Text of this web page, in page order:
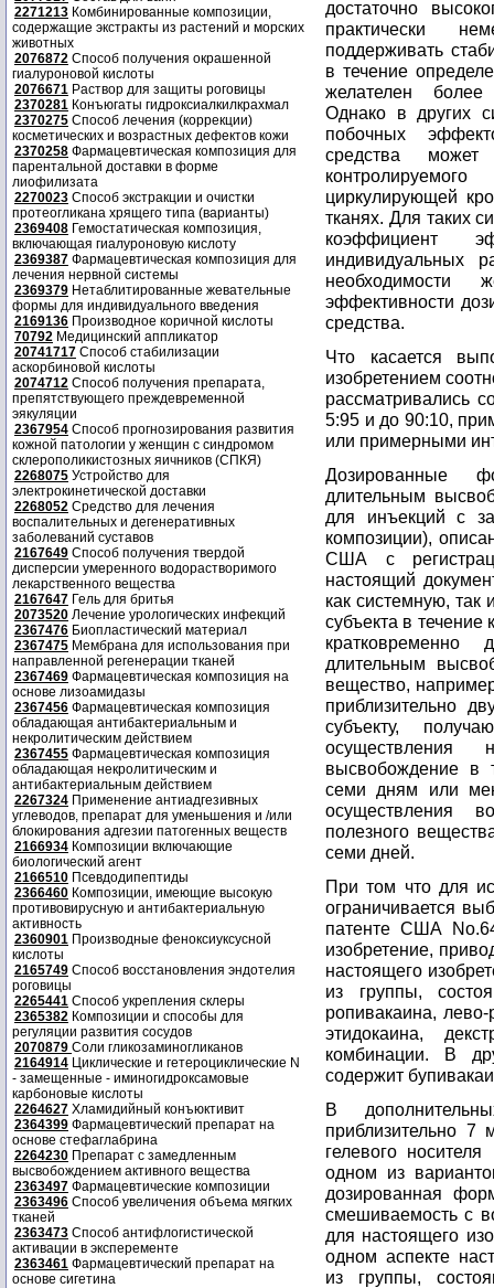
2271213 Комбинированные композиции,
содержащие экстракты из растений и морских
животных
2076872 Способ получения окрашенной
гиалуроновой кислоты
2076671 Раствор для защиты роговицы
2370281 Конъюгаты гидроксиалкилкрахмал
2370275 Способ лечения (коррекции)
косметических и возрастных дефектов кожи
2370258 Фармацевтическая композиция для
парентальной доставки в форме
лиофилизата
2270023 Способ экстракции и очистки
протеогликана хрящего типа (варианты)
2369408 Гемостатическая композиция,
включающая гиалуроновую кислоту
2369387 Фармацевтическая композиция для
лечения нервной системы
2369379 Нетаблитированные жевательные
формы для индивидуального введения
2169136 Производное коричной кислоты
70792 Медицинский аппликатор
20741717 Способ стабилизации
аскорбиновой кислоты
2074712 Способ получения препарата,
препятствующего преждевременной
эякуляции
2367954 Способ прогнозирования развития
кожной патологии у женщин с синдромом
склерополикистозных яичников (СПКЯ)
2268075 Устройство для
электрокинетической доставки
2268052 Средство для лечения
воспалительных и дегенеративных
заболеваний суставов
2167649 Способ получения твердой
дисперсии умеренного водорастворимого
лекарственного вещества
2167647 Гель для бритья
2073520 Лечение урологических инфекций
2367476 Биопластический материал
2367475 Мембрана для использования при
направленной регенерации тканей
2367469 Фармацевтическая композиция на
основе лизоамидазы
2367456 Фармацевтическая композиция
обладающая антибактериальным и
некролитическим действием
2367455 Фармацевтическая композиция
обладающая некролитическим и
антибактериальным действием
2267324 Применение антиадгезивных
углеводов, препарат для уменьшения и /или
блокирования адгезии патогенных веществ
2166934 Композиции включающие
биологический агент
2166510 Псевдодипептиды
2366460 Композиции, имеющие высокую
противовирусную и антибактериальную
активность
2360901 Производные феноксиуксусной
кислоты
2165749 Способ восстановления эндотелия
роговицы
2265441 Способ укрепления склеры
2365382 Композиции и способы для
регуляции развития сосудов
2070879 Соли гликозаминогликанов
2164914 Циклические и гетероциклические N
- замещенные - иминогидроксамовые
карбоновые кислоты
2264627 Хламидийный конъюктивит
2364399 Фармацевтический препарат на
основе стефаглабрина
2264230 Препарат с замедленным
высвобождением активного вещества
2363497 Фармацевтические композиции
2363496 Способ увеличения объема мягких
тканей
2363473 Способ антифлогистической
активации в эксперементе
2363461 Фармацевтический препарат на
основе сигетина
достаточно
практически
поддерживать
в течение
желателен
Однако в других
побочных
средства
циркулирующей
тканях. Для таких
коэффициент
индивидуальных
необходимости
эффективности
средства.
Что касается
изобретением
рассматривались
5:95 и до 90:10,
или примерными
Дозированные
длительным
для инъекций с
композиции),
США с
настоящий
как системную, так
субъекта в течение
длительным
вещество,
приблизительно
субъекту,
осуществления
высвобождение в
семи дням или
осуществления
полезного
семи дней.
При том что для
ограничивается
патенте США
изобретение,
настоящего
из группы,
ропивакаина, лево-
этидокаина,
комбинации. В
содержит
В
приблизительно 7
гелевого
одном из
дозированная
смешиваемость с
для настоящего
одном аспекте
из группы,